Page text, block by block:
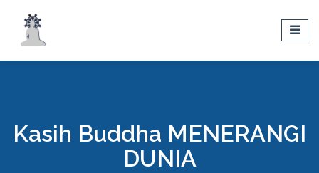
Kasih Buddha MENERANGI
DUNIA